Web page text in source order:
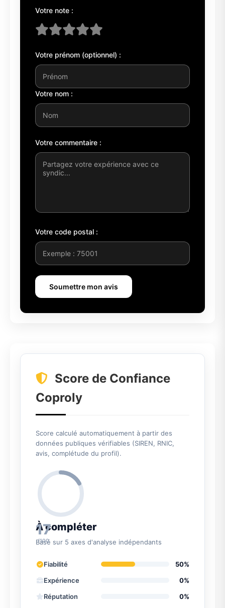
Votre note :
Votre prénom (optionnel) :
Votre nom :
Votre commentaire :
Votre code postal :
Soumettre mon avis
Score de Confiance
Coproly
Score calculé automatiquement à partir des
données publiques vérifiables (SIREN, RNIC,
avis, complétude du profil).
17
/100
À compléter
Basé sur 5 axes d'analyse indépendants
Fiabilité
50%
Expérience
0%
Réputation
0%